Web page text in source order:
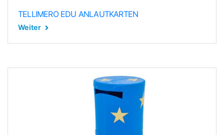
TELLIMERO EDU ANLAUTKARTEN
Weiter